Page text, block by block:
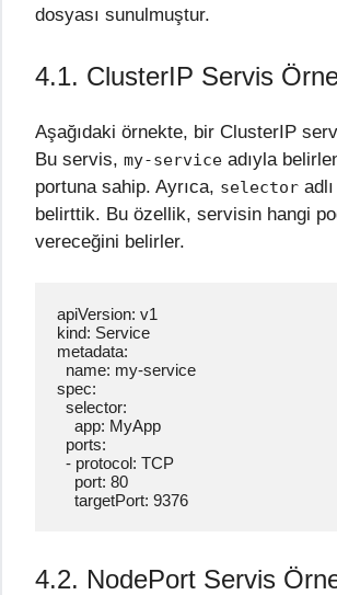
dosyası sunulmuştur.
4.1. ClusterIP Servis
Aşağıdaki örnekte, bir ClusterIP
Bu servis, my-service adıyla
portuna sahip. Ayrıca, selector
belirttik. Bu özellik, servisin hangi
vereceğini belirler.
apiVersion: v1
kind: Service
metadata:
spec:
    targetPort: 9376
4.2. NodePort Servis